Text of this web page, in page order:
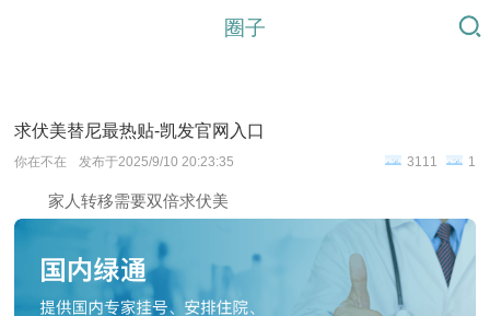
圈子
求伏美替尼最热贴-凯发官网入口
你在不在 发布于2025/9/10 20:23:35 1
3111
家人转移需要双倍求伏美